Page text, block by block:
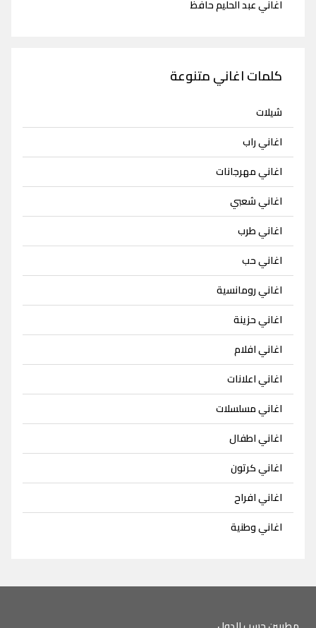
اغاني عبد الحليم حافظ
كلمات اغاني متنوعة
شيلات
اغاني راب
اغاني مهرجانات
اغاني شعبي
اغاني طرب
اغاني حب
اغاني رومانسية
اغاني حزينة
اغاني افلام
اغاني اعلانات
اغاني مسلسلات
اغاني اطفال
اغاني كرتون
اغاني افراح
اغاني وطنية